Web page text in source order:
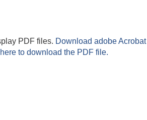
PDF files. Download adobe Acrobat
to download the PDF file.